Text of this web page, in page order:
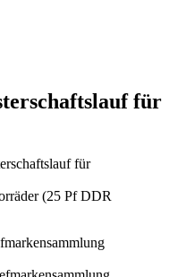
für
(25 Pf DDR